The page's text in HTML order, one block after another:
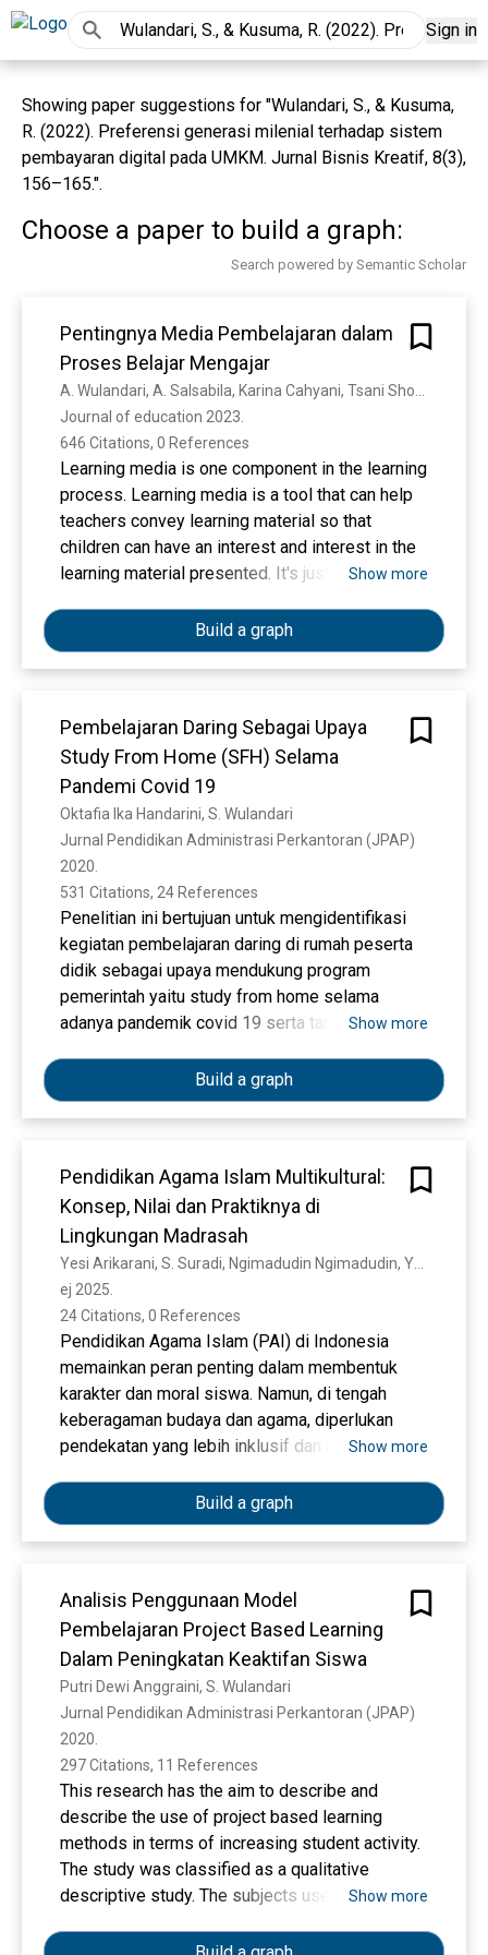
Sign in
Showing paper suggestions for "Wulandari, S., & Kusuma,
R. (2022). Preferensi generasi milenial terhadap sistem
pembayaran digital pada UMKM. Jurnal Bisnis Kreatif, 8(3),
156–165.".
Choose a paper to build a graph:
Search powered by Semantic Scholar
Pentingnya Media Pembelajaran dalam
Proses Belajar Mengajar
Journal of education 2023.
646 Citations, 0 References
Learning media is one component in the learning
process. Learning media is a tool that can help
teachers convey learning material so that
children can have an interest and interest in the
learning material presented. It's just that in using
choose learning media that are appropriate to
the material to be delivered and teachers must
also adjust to the character of their students in
not understand how important it is to use
appropriate learning media so that learning does
not feel monotonous and boring for students.
Therefore, in this study the authors used the
method of library research (library research) to
examine how important appropriate instructional
media is for the teaching and learning process
in elementary schools. The results of the study
state that appropriate learning media is very
important in supporting student learning.
Selection of appropriate learning can help
students to understand the learning material
provide concrete experience and as an
intermediary that helps student learning.
Show more
Build a graph
Pembelajaran Daring Sebagai Upaya
Study From Home (SFH) Selama
Pandemi Covid 19
Oktafia Ika Handarini, S. Wulandari
Jurnal Pendidikan Administrasi Perkantoran (JPAP)
2020.
531 Citations, 24 References
Penelitian ini bertujuan untuk mengidentifikasi
kegiatan pembelajaran daring di rumah peserta
didik sebagai upaya mendukung program
pemerintah yaitu study from home selama
adanya pandemik covid 19 serta tanggapan
selama sekolah masih diliburkan. Jenis
penelitian yang digunakan adalah penelitian
kepustakaan, sehingga pengumpulan informasi
dokumentasi yaitu pencarian data mengenai hal-
hal yang relevan dari berbagai sumber yang ada
di perpustakaan seperti buku, majalah, berita,
ataupun dokumen lainnya. Hasil penelitian
menunjukkan bahwa pembelajaran daring yang
dilakukan dirumah masing-masing membuat
peserta didik lebih mandiri dan menciptakan
motivasi untuk belajar. Selain itu pembelajaran
daring menjadi salah satu keberhasilan untuk
menciptakan perilaku social distancing sehingga
meminimalisir munculnya keramaian yang
menyebarnya covid 19 di lingkungan sekolah.
Show more
Build a graph
Pendidikan Agama Islam Multikultural:
Konsep, Nilai dan Praktiknya di
Lingkungan Madrasah
ej 2025.
24 Citations, 0 References
Pendidikan Agama Islam (PAI) di Indonesia
memainkan peran penting dalam membentuk
karakter dan moral siswa. Namun, di tengah
keberagaman budaya dan agama, diperlukan
pendekatan yang lebih inklusif dan multikultural.
pendidikan agama Islam multikultural di
lingkungan madrasah. Penelitian ini
mengeksplorasi bagaimana madrasah dapat
dalam kurikulum PAI untuk menciptakan
lingkungan belajar yang inklusif dan harmonis.
Melalui pendekatan kualitatif, penelitian ini
menemukan bahwa penerapan pendidikan
agama Islam multikultural dapat meningkatkan
pemahaman siswa tentang keragaman, toleransi,
dan penghormatan terhadap perbedaan. Hasil
penelitian ini memberikan rekomendasi bagi
pendidik dan pembuat kebijakan untuk
memperkuat praktik pendidikan multikultural
dalam pendidikan agama Islam di madrasah.
Show more
Build a graph
Analisis Penggunaan Model
Pembelajaran Project Based Learning
Dalam Peningkatan Keaktifan Siswa
Putri Dewi Anggraini, S. Wulandari
Jurnal Pendidikan Administrasi Perkantoran (JPAP)
2020.
297 Citations, 11 References
This research has the aim to describe and
describe the use of project based learning
methods in terms of increasing student activity.
The study was classified as a qualitative
descriptive study. The subjects used in this
Public Vocational School on Public Relations
Show more